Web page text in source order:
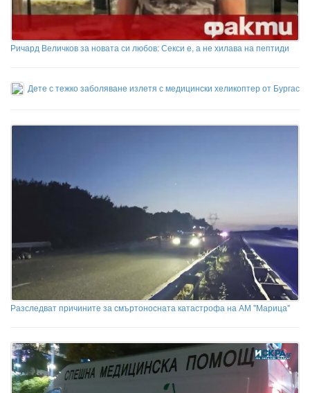
Ричард Величков за новата си любов: Секси е, а не хилава на пептиди
Дете с тежко заболяване излетя с медицински хеликоптер от Бургас
Разследват причините за смъртоносната катастрофа на АМ "Марица"